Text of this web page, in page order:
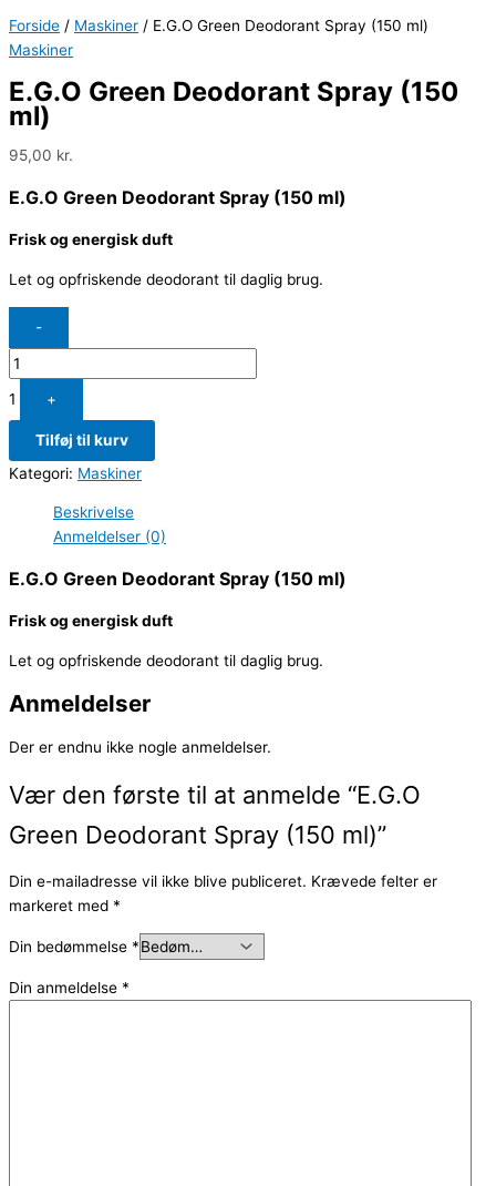
Forside / Maskiner / E.G.O Green Deodorant Spray (150 ml)
Maskiner
E.G.O Green Deodorant Spray (150
ml)
95,00 kr.
E.G.O Green Deodorant Spray (150 ml)
Frisk og energisk duft
Let og opfriskende deodorant til daglig brug.
-
1 +
Tilføj til kurv
Kategori: Maskiner
Beskrivelse
Anmeldelser (0)
E.G.O Green Deodorant Spray (150 ml)
Frisk og energisk duft
Let og opfriskende deodorant til daglig brug.
Anmeldelser
Der er endnu ikke nogle anmeldelser.
Vær den første til at anmelde “E.G.O
Green Deodorant Spray (150 ml)”
Din e-mailadresse vil ikke blive publiceret. Krævede felter er
markeret med *
Din bedømmelse *
Din anmeldelse *